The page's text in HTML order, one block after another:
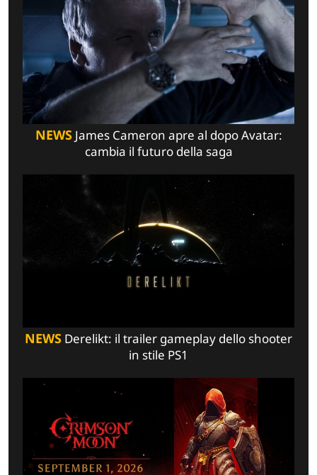
NEWSJames Cameron apre al dopo Avatar:
cambia il futuro della saga
NEWS Derelikt: il trailer gameplay dello shooter
in stile PS1